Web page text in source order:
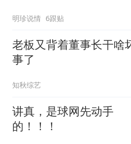
明珍说情 6跟贴
老板又背着董事长干啥
事了
知秋综艺
讲真，是球网先动手
的！！！